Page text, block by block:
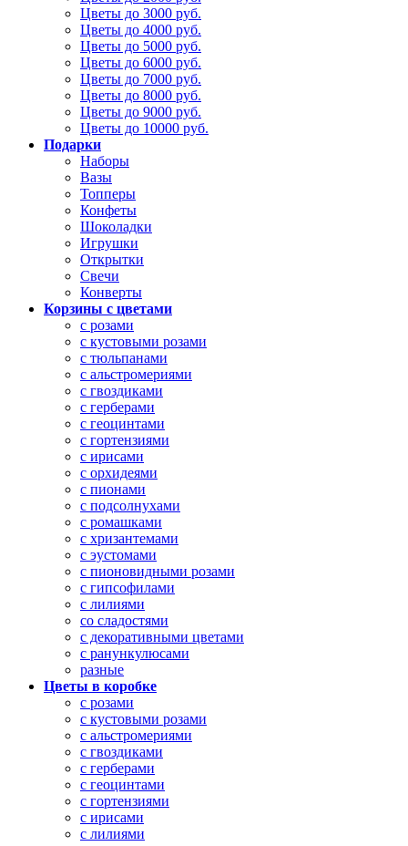
Цветы до 3000 руб.
Цветы до 4000 руб.
Цветы до 5000 руб.
Цветы до 6000 руб.
Цветы до 7000 руб.
Цветы до 8000 руб.
Цветы до 9000 руб.
Цветы до 10000 руб.
Подарки
Наборы
Вазы
Топперы
Конфеты
Шоколадки
Игрушки
Открытки
Свечи
Конверты
Корзины с цветами
с розами
с кустовыми розами
с тюльпанами
с альстромериями
с гвоздиками
с герберами
с геоцинтами
с гортензиями
с ирисами
с орхидеями
с пионами
с подсолнухами
с ромашками
с хризантемами
с эустомами
с пионовидными розами
с гипсофилами
с лилиями
со сладостями
с декоративными цветами
с ранункулюсами
разные
Цветы в коробке
с розами
с кустовыми розами
с альстромериями
с гвоздиками
с герберами
с геоцинтами
с гортензиями
с ирисами
с лилиями